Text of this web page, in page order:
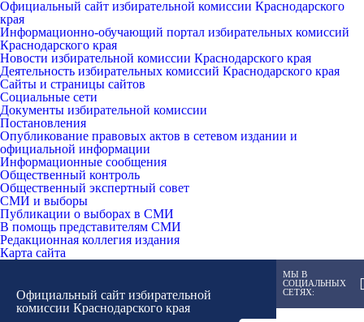
Официальный сайт избирательной комиссии Краснодарского
края
Информационно-обучающий портал избирательных комиссий
Краснодарского края
Новости избирательной комиссии Краснодарского края
Деятельность избирательных комиссий Краснодарского края
Сайты и страницы сайтов
Социальные сети
Документы избирательной комиссии
Постановления
Опубликование правовых актов в сетевом издании и
официальной информации
Информационные сообщения
Общественный контроль
Общественный экспертный совет
СМИ и выборы
Публикации о выборах в СМИ
В помощь представителям СМИ
Редакционная коллегия издания
Карта сайта
Официальный сайт избирательной
комиссии Краснодарского края
МЫ В
СОЦИАЛЬНЫХ
СЕТЯХ: